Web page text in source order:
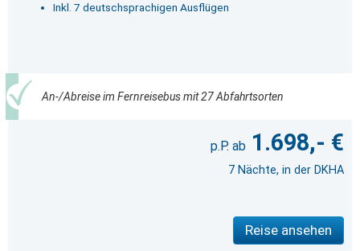
Inkl. 7 deutschsprachigen Ausflügen
An-/Abreise im Fernreisebus mit 27 Abfahrtsorten
1.698,- €
7 Nächte, in der DKHA
Reise ansehen